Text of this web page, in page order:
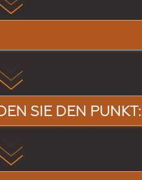
SIE DEN